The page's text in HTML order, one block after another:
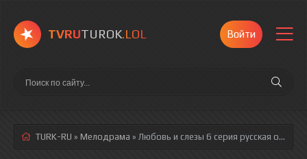
TVRUTUROK.LOL Войти
TURK-RU » Мелодрама » Любовь и слезы 6 серия русская озвучка полностью смотреть онлайн!